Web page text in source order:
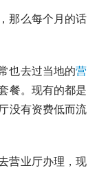
，那么每个月的话
也去过当地的营
餐。现有的都是
没有资费低而流
营业厅办理，现